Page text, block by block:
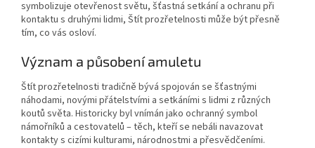
symbolizuje otevřenost světu, šťastná setkání a ochranu při
kontaktu s druhými lidmi, Štít prozřetelnosti může být přesně
tím, co vás osloví.
Význam a působení amuletu
Štít prozřetelnosti tradičně bývá spojován se šťastnými
náhodami, novými přátelstvími a setkáními s lidmi z různých
koutů světa. Historicky byl vnímán jako ochranný symbol
námořníků a cestovatelů – těch, kteří se nebáli navazovat
kontakty s cizími kulturami, národnostmi a přesvědčeními.